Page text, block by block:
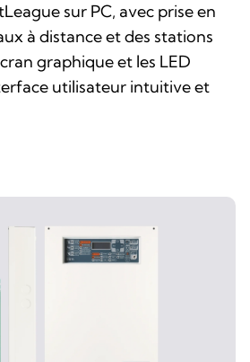
sur PC, avec prise en
à distance et des stations
graphique et les LED
utilisateur intuitive et